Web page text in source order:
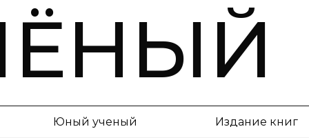
Юный ученый Издание книг